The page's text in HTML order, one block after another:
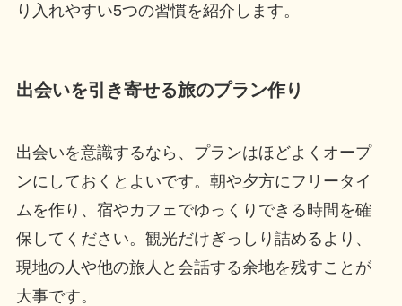
り入れやすい5つの習慣を紹介します。
出会いを引き寄せる旅のプラン作り
出会いを意識するなら、プランはほどよくオープ
ンにしておくとよいです。朝や夕方にフリータイ
ムを作り、宿やカフェでゆっくりできる時間を確
保してください。観光だけぎっしり詰めるより、
現地の人や他の旅人と会話する余地を残すことが
大事です。